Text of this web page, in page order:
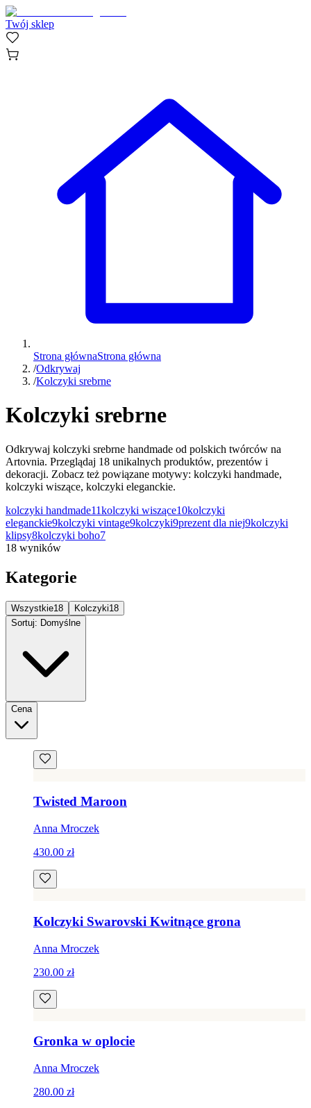
Twój sklep
Strona głównaStrona główna
/Odkrywaj
/Kolczyki srebrne
Kolczyki srebrne
Odkrywaj kolczyki srebrne handmade od polskich twórców na
Artovnia. Przeglądaj 18 unikalnych produktów, prezentów i
dekoracji. Zobacz też powiązane motywy: kolczyki handmade,
kolczyki wiszące, kolczyki eleganckie.
kolczyki handmade11kolczyki wiszące10kolczyki
eleganckie9kolczyki vintage9kolczyki9prezent dla niej9kolczyki
klipsy8kolczyki boho7
18 wyników
Kategorie
Wszystkie18 Kolczyki18
Sortuj: Domyślne
Cena
Twisted Maroon
Anna Mroczek
430.00 zł
Kolczyki Swarovski Kwitnące grona
Anna Mroczek
230.00 zł
Gronka w oplocie
Anna Mroczek
280.00 zł